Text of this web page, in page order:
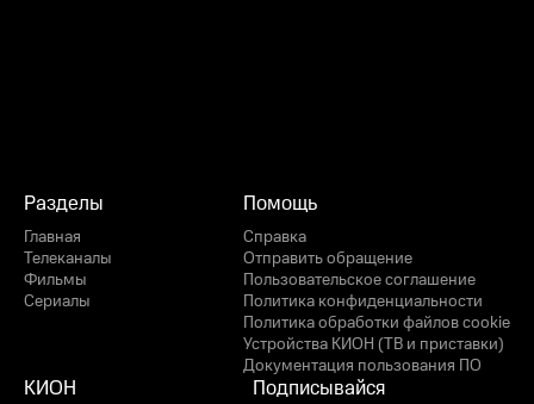
Разделы
Главная
Телеканалы
Фильмы
Сериалы
Помощь
Справка
Отправить обращение
Пользовательское соглашение
Политика конфиденциальности
Политика обработки файлов cookie
Устройства КИОН (ТВ и приставки)
Документация пользования ПО
КИОН Подписывайся